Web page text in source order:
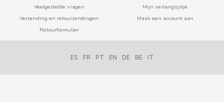
HERO
Veelgestelde vragen
Verzending en retourzendingen
Retourformulier
Mijn verlanglijstje
Maak een account aan
ES FR PT EN DE BE IT